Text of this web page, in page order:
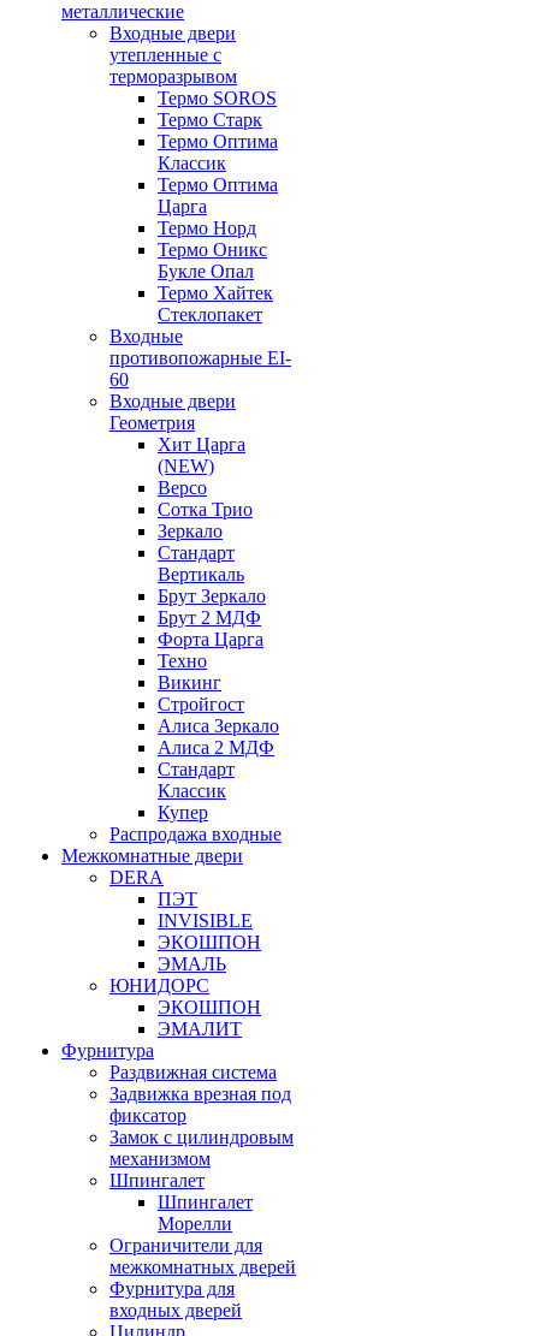
металлические
Входные двери
утепленные с
терморазрывом
Термо SOROS
Термо Старк
Термо Оптима
Классик
Термо Оптима
Царга
Термо Норд
Термо Оникс
Букле Опал
Термо Хайтек
Стеклопакет
Входные
противопожарные EI-
60
Входные двери
Геометрия
Хит Царга
(NEW)
Версо
Сотка Трио
Зеркало
Стандарт
Вертикаль
Брут Зеркало
Брут 2 МДФ
Форта Царга
Техно
Викинг
Стройгост
Алиса Зеркало
Алиса 2 МДФ
Стандарт
Классик
Купер
Распродажа входные
Межкомнатные двери
DERA
ПЭТ
INVISIBLE
ЭКОШПОН
ЭМАЛЬ
ЮНИДОРС
ЭКОШПОН
ЭМАЛИТ
Фурнитура
Раздвижная система
Задвижка врезная под
фиксатор
Замок с цилиндровым
механизмом
Шпингалет
Шпингалет
Морелли
Ограничители для
межкомнатных дверей
Фурнитура для
входных дверей
Цилиндр